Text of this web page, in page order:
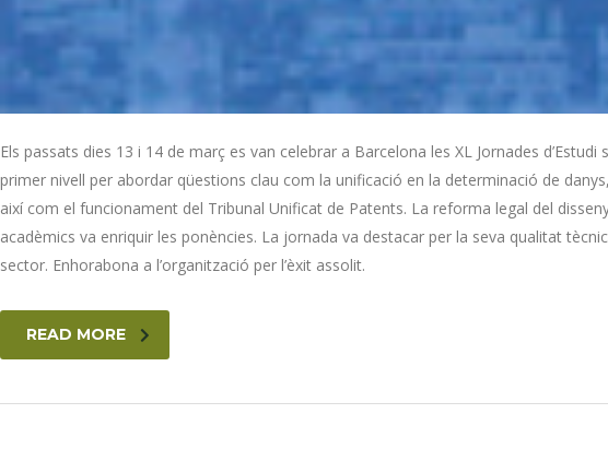
Els passats dies 13 i 14 de març es van celebrar a Barcelona les XL Jornades
primer nivell per abordar qüestions clau com la unificació en la determinació de
així com el funcionament del Tribunal Unificat de Patents. La reforma legal del
acadèmics va enriquir les ponències. La jornada va destacar per la seva qualitat
sector. Enhorabona a l’organització per l’èxit assolit.
READ MORE